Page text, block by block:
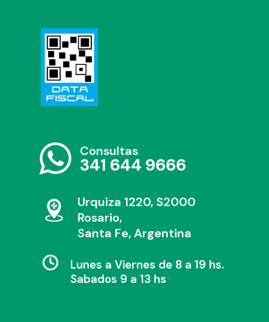
Consultas
341 644 9666
Urquiza 1220, S2000
Rosario,
Santa Fe, Argentina
Lunes a Viernes de 8 a 19 hs.
Sabados 9 a 13 hs